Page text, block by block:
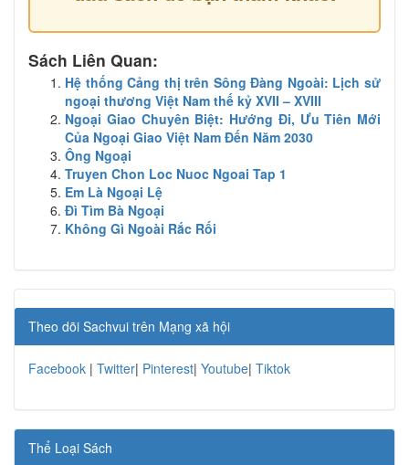
Sách Liên Quan:
Hệ thống Cảng thị trên Sông Đàng Ngoài: Lịch sử
ngoại thương Việt Nam thế kỷ XVII – XVIII
Ngoại Giao Chuyên Biệt: Hướng Đi, Ưu Tiên Mới
Của Ngoại Giao Việt Nam Đến Năm 2030
Ông Ngoại
Truyen Chon Loc Nuoc Ngoai Tap 1
Em Là Ngoại Lệ
Đì Tìm Bà Ngoại
Không Gì Ngoài Rắc Rối
Theo dõi Sachvui trên Mạng xã hội
Facebook | Twitter| Pinterest| Youtube| Tiktok
Thể Loại Sách